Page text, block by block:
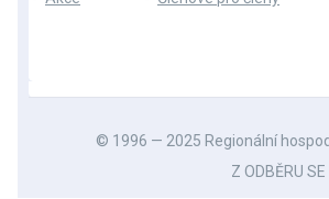
© 1996 — 2025 Regionální
Z ODBĚRU